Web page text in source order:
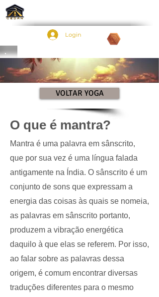
Login
VOLTAR YOGA
O que é mantra?
Mantra é uma palavra em sânscrito,
que por sua vez é uma língua falada
antigamente na Índia. O sânscrito é um
conjunto de sons que expressam a
energia das coisas às quais se nomeia,
as palavras em sânscrito portanto,
produzem a vibração energética
daquilo à que elas se referem. Por isso,
ao falar sobre as palavras dessa
origem, é comum encontrar diversas
traduções diferentes para o mesmo